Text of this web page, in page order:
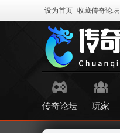
设为首页 收藏传奇论坛
传奇论坛 玩家